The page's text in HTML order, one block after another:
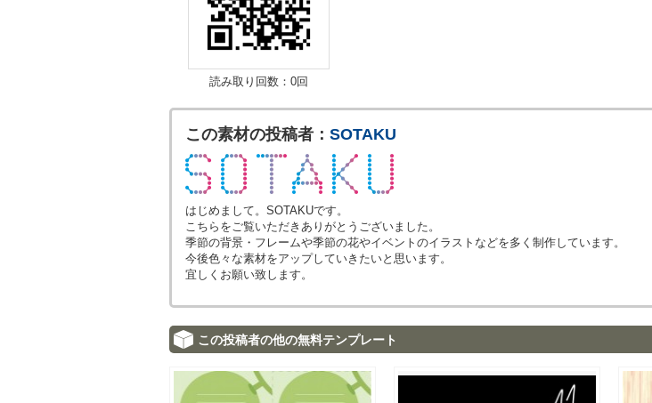
読み取り回数：0回
この素材の投稿者： SOTAKU
はじめまして。SOTAKUです。
こちらをご覧いただきありがとうございました。
季節の背景・フレームや季節の花やイベントのイラストなどを多く制作しています。
今後色々な素材をアップしていきたいと思います。
宜しくお願い致します。
この投稿者の他の無料テンプレート